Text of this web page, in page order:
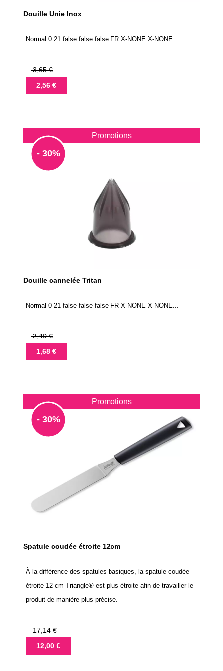
Douille Unie Inox
Normal 0 21 false false false FR X-NONE X-NONE...
Prix
base
3,65 €
Prix2,56 €
Promotions
- 30%
Douille cannelée Tritan
Normal 0 21 false false false FR X-NONE X-NONE...
Prix
base
2,40 €
Prix1,68 €
Promotions
- 30%
Spatule coudée étroite 12cm
À la différence des spatules basiques, la spatule coudée
étroite 12 cm Triangle® est plus étroite afin de travailler le
produit de manière plus précise.
Prix
base
17,14 €
Prix12,00 €